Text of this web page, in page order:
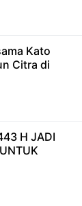
Kato
Citra di
H JADI